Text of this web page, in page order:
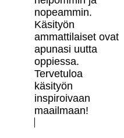
nopeammin.
Käsityön
ammattilaiset ovat
apunasi uutta
oppiessa.
Tervetuloa
käsityön
inspiroivaan
maailmaan!